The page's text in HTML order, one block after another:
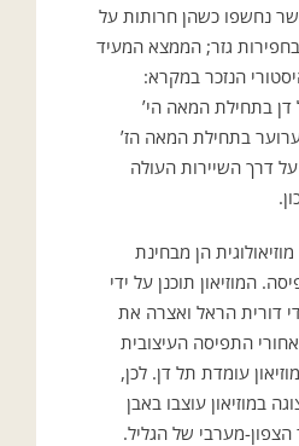
נחשפו כשהן חרותות על
גזר; הממצא המעיד
הנזכר במקרא:
בתחילת המאה הי’
בתחילת המאה הז’
דרך השיירות העולה
הן מבחינת
המוזיאון תוכנן על ידי
דורית הראל ואצרה את
התפיסה העיצובית
עומדת תל דן. לכן,
במוזיאון עוצבו באבן
הצפון-מערבי של הגליל.